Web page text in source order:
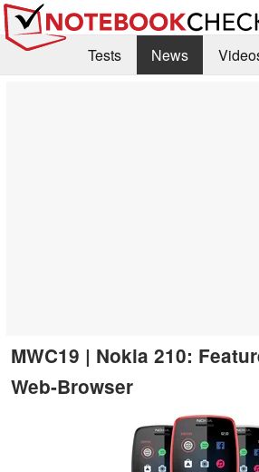
Tests News
MWC19 | Nokia 210:
Web-Browser